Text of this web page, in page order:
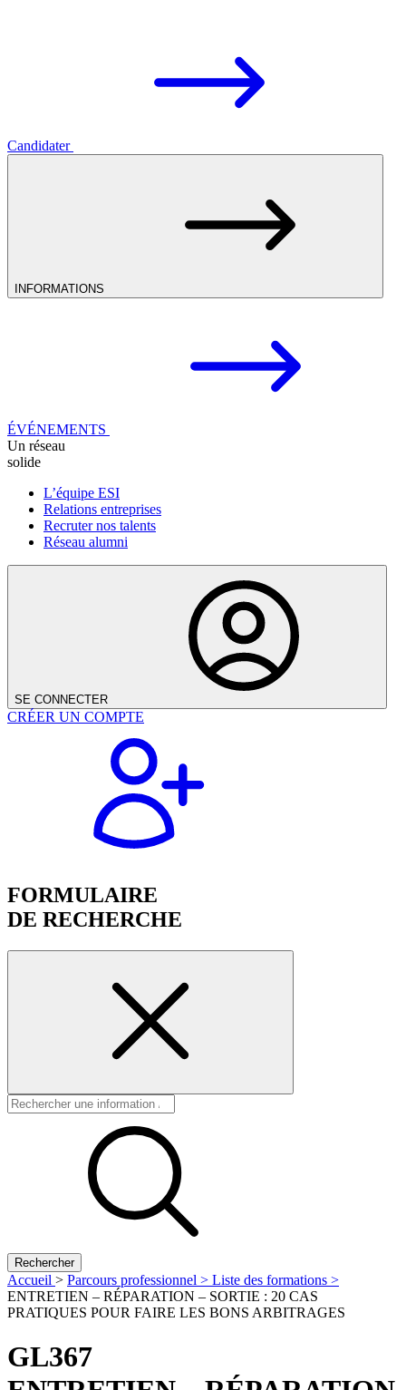
Candidater
INFORMATIONS
ÉVÉNEMENTS
Un réseau
solide
L’équipe ESI
Relations entreprises
Recruter nos talents
Réseau alumni
SE CONNECTER
CRÉER UN COMPTE
FORMULAIRE
DE RECHERCHE
Rechercher
Accueil > Parcours professionnel > Liste des formations >
ENTRETIEN – RÉPARATION – SORTIE : 20 CAS
PRATIQUES POUR FAIRE LES BONS ARBITRAGES
GL367